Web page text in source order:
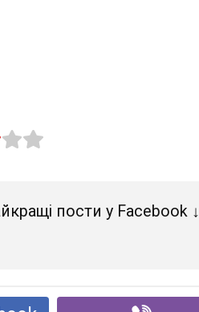
пости у Facebook ↓